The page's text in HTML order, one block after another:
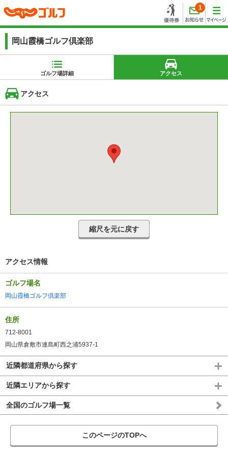
1
岡山霞橋ゴルフ倶楽部
ゴルフ場詳細 アクセス
アクセス
縮尺を元に戻す
アクセス情報
ゴルフ場名
岡山霞橋ゴルフ倶楽部
住所
712-8001
岡山県倉敷市連島町西之浦5937-1
近隣都道府県から探す
近隣エリアから探す
全国のゴルフ場一覧
このページのTOPへ